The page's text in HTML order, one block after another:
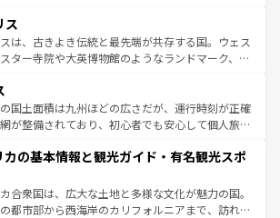
ラベンダー畑など、多彩な楽しみ方が可能だ。さ
パリ以外の地域にも魅力が溢れており、どの街角に
歴史と文化が息づいている。パリ以外の個性あふ
てほしい。
この国は、どこを歩いても飽きることがない。ベ
文化的活気、バイエルン州のアルプスの絶景、そ
ン川沿いのワイン畑といった風景は必見。ビール
きな人にはぜひ体験してほしい。 なお、新着の
報はコンテンツ一覧を参照してほしい。
ス
は、古きよき伝統と最先端が共存する国。ウェス
ター寺院や大英博物館のようなランドマーク、歴
に異なる魅力がある。また、優雅なアフタヌーン
ビール好きにはたまらない英国パブ、サッカー観
本場だからこそできる体験も豊富。イギリスを旅
を参照してほしい。
国土面積は九州ほどの広さだが、運行時刻が正確
が整備されており、初心者でも安心して個人旅行
そのまま残る町や、スイスならではのユニークな
あり、アルプス観光だけでなく町歩きも満喫する
きる。国民の所得が高いため物価も高いが、旅行
交通パス提供のサービスもあり、うまく活用すれ
カの基本情報と観光ガイド・有名観光スポ
合衆国は、広大な土地と多様な文化が魅力の国。
都市部から西海岸のカリフォルニアまで、訪れる